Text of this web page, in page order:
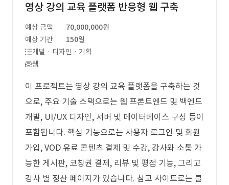
영상 강의 교육 플랫폼 반응형 웹 구축
예상 금액
70,000,000원
예상 기간
150일
개발 · 디자인 · 기획
웹
이 프로젝트는 영상 강의 교육 플랫폼을 구축하는 것
으로, 주요 기술 스택으로는 웹 프론트엔드 및 백엔드
개발, UI/UX 디자인, 서버 및 데이터베이스 구성 등이
포함됩니다. 핵심 기능으로는 사용자 로그인 및 회원
가입, VOD 유료 콘텐츠 결제 및 수강, 강사와 소통 가
능한 게시판, 코칭권 결제, 리뷰 및 평점 기능, 그리고
강사 별 정산 페이지가 있습니다. 참고 사이트로는 클